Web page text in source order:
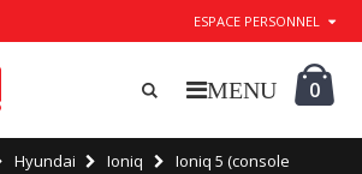
ESPACE PERSONNEL
0
Hyundai Ioniq Ioniq 5 (console